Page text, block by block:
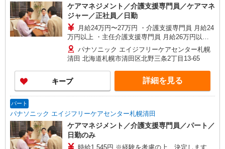
ケアマネジメント／介護支援専門員／ケアマネ
ジャー／正社員／日勤
月給24万円〜27万円 ・介護支援専門員 月給24
万円以上 ・主任介護支援専門員 月給26万円以上
※経験を考慮の上、決定します 〇資格手当 〇職種
手当 〇業務手当 〇時間外勤務手当 〇休日勤務手
当 〇年末年始勤務手当
パナソニック エイジフリーケアセンター札幌
清田 北海道札幌市清田区北野三条2丁目13-65
キープ 詳細を見る
パート
パナソニック エイジフリーケアセンター札幌清田
ケアマネジメント／介護支援専門員／パート／
日勤のみ
時給1,545円 ※経験を考慮の上、決定します